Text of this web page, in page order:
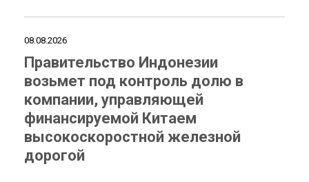
08.08.2026
Правительство Индонезии
возьмет под контроль долю в
компании, управляющей
финансируемой Китаем
высокоскоростной железной
дорогой